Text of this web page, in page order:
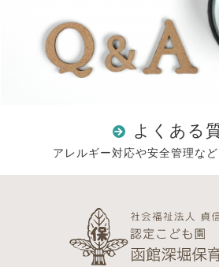
よくある
アレルギー対応や安全管理な